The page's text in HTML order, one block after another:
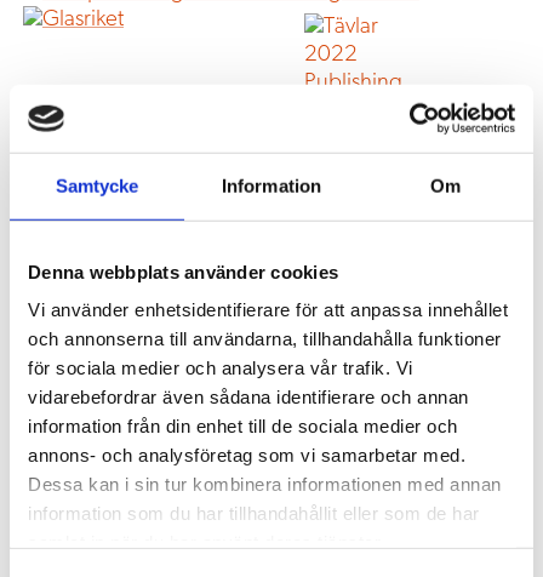
Samtycke Information Om
Denna webbplats använder cookies
Vi använder enhetsidentifierare för att anpassa innehållet
och annonserna till användarna, tillhandahålla funktioner
för sociala medier och analysera vår trafik. Vi
vidarebefordrar även sådana identifierare och annan
information från din enhet till de sociala medier och
annons- och analysföretag som vi samarbetar med.
Dessa kan i sin tur kombinera informationen med annan
information som du har tillhandahållit eller som de har
Facebook
Instagram
Youtube
Om webbsidan
Om webbplatsen
Integritet
Anmäl ditt evenemang
Information
Kontakta oss